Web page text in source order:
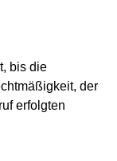
bis die
der
erfolgten